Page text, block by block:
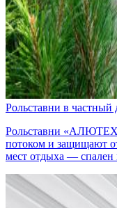
Рольставни в частный
Рольставни
потоком и защищают
мест отдыха — спален